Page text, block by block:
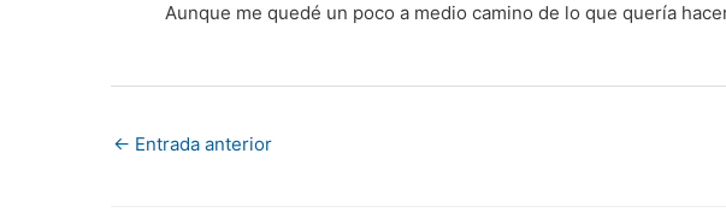
Aunque me quedé un poco a medio camino de lo que quería
← Entrada anterior